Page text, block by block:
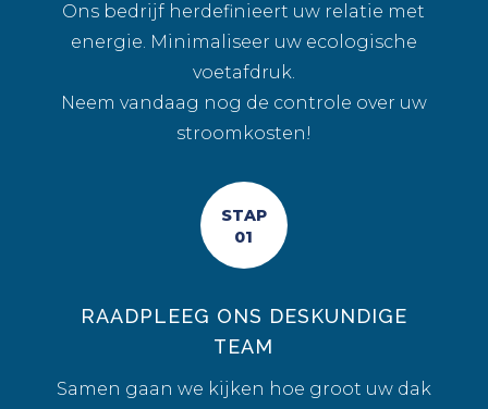
Ons bedrijf herdefinieert uw relatie met
energie. Minimaliseer uw ecologische
voetafdruk.
Neem vandaag nog de controle over uw
stroomkosten!
STAP
01
RAADPLEEG ONS DESKUNDIGE
TEAM
Samen gaan we kijken hoe groot uw dak